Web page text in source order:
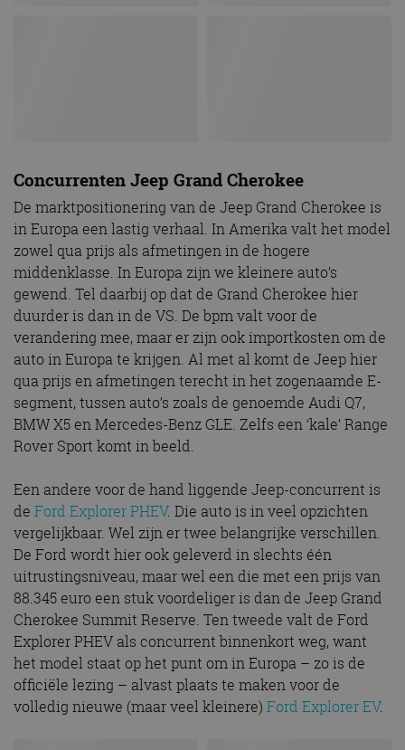
Concurrenten Jeep Grand Cherokee
De marktpositionering van de Jeep Grand Cherokee is
in Europa een lastig verhaal. In Amerika valt het model
zowel qua prijs als afmetingen in de hogere
middenklasse. In Europa zijn we kleinere auto’s
gewend. Tel daarbij op dat de Grand Cherokee hier
duurder is dan in de VS. De bpm valt voor de
verandering mee, maar er zijn ook importkosten om de
auto in Europa te krijgen. Al met al komt de Jeep hier
qua prijs en afmetingen terecht in het zogenaamde E-
segment, tussen auto’s zoals de genoemde Audi Q7,
BMW X5 en Mercedes-Benz GLE. Zelfs een ‘kale’ Range
Rover Sport komt in beeld.
Een andere voor de hand liggende Jeep-concurrent is
de Ford Explorer PHEV. Die auto is in veel opzichten
vergelijkbaar. Wel zijn er twee belangrijke verschillen.
De Ford wordt hier ook geleverd in slechts één
uitrustingsniveau, maar wel een die met een prijs van
88.345 euro een stuk voordeliger is dan de Jeep Grand
Cherokee Summit Reserve. Ten tweede valt de Ford
Explorer PHEV als concurrent binnenkort weg, want
het model staat op het punt om in Europa – zo is de
officiële lezing – alvast plaats te maken voor de
volledig nieuwe (maar veel kleinere) Ford Explorer EV.